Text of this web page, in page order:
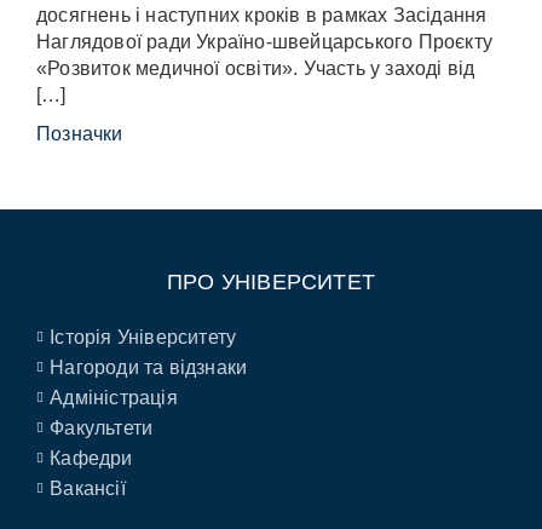
досягнень і наступних кроків в рамках Засідання
Наглядової ради Україно-швейцарського Проєкту
«Розвиток медичної освіти». Участь у заході від
[…]
Позначки
ПРО УНІВЕРСИТЕТ
Історія Університету
Нагороди та відзнаки
Адміністрація
Факультети
Кафедри
Вакансії